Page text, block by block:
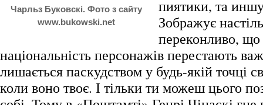
Чарльз Буковскі. Фото з сайту
www.bukowski.net
пиятики, та
Зображує
переконливо, що
національність персонажів перестають
лишається паскудством у будь-якій точці
коли воно твоє. І тільки ти можеш цього